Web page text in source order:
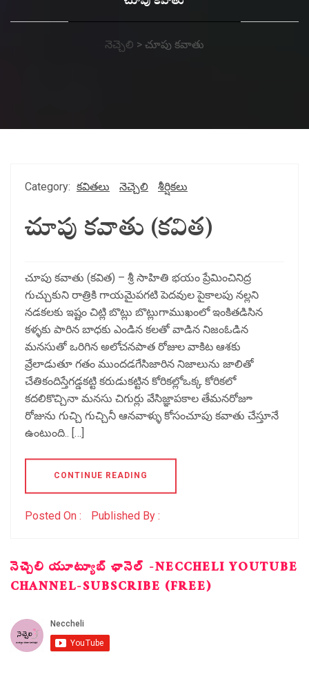
నెచ్చెలి > చూపు కవాతు
Category: కవితలు నెచ్చెలి శీర్షికలు
చూపు కవాతు (కవిత)
చూపు కవాతు (కవిత) – శ్రీ సాహితి భయం ప్రేమించినిద్ర
గుచ్చుకుని రాత్రికి గాయమైపగటి పెదవుల పైకాలపు నల్లని
నడకలకు ఇష్టం చిట్లి బొట్లు బొట్లుగాముఖంలో ఇంకితడిసిన
కళ్ళకు పారిన బాధకు ఎండిన కలతో వాడిన నిజంఓడిన
మనసుతో ఒరిగిన అలోచనపాత రోజుల వాకిట ఆశకు
వ్రేలాడుతూ గతం ముందడగేసిజారిన నిజాలును జాలితో
చేతికందిస్తేగడ్డకట్టి కరుడుకట్టిన కోరికల్లోఒక్క కోరికలో
కదలికొచ్చినా మనసు చిగుర్లు వేసిజ్ఞాపకాల తేమనరోజూ
రోజును గుచ్చి గుచ్చినీ ఆనవాళ్ళు కోసంచూపు కవాతు చేస్తూనే
ఉంటుంది.. […]
CONTINUE READING
Posted On : Published By :
నెచ్చెలి యూట్యూబ్ ఛానెల్ -NECCHELI YOUTUBE
CHANNEL-SUBSCRIBE (FREE)